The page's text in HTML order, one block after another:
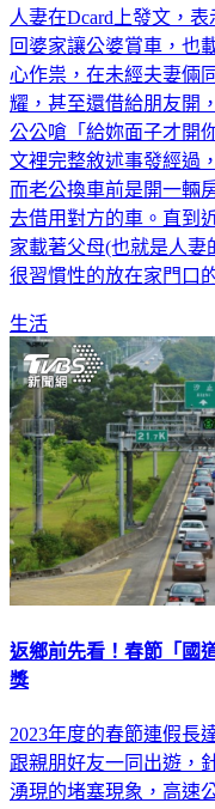
人妻在Dcard上發文，
回婆家讓公婆賞車，也
心作祟，在未經夫妻倆
耀，甚至還借給朋友開
公公嗆「給妳面子才開
文裡完整敘述事發經過
而老公換車前是開一輛
去借用對方的車。直到
家載著父母(也就是人妻
很習慣性的放在家門口
生活
返鄉前先看！春節「國
獎
2023年度的春節連假長
跟親朋好友一同出遊，
湧現的堵塞現象，高速